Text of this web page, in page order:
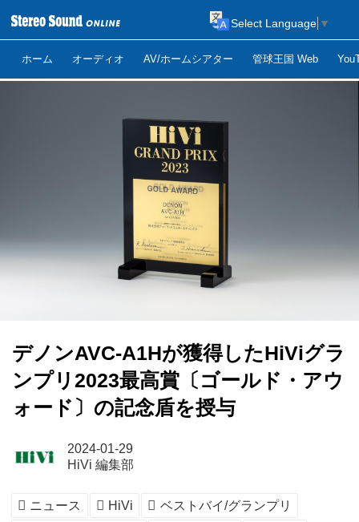
ホーム オーディオ AV/ホームシアター 管球王国 Web
Select Language ▼
デノンAVC-A1Hが獲得したHiViグラ
ンプリ2023最高賞〔ゴールド・アウ
ォード〕の記念盾を授与
2024-01-29
HiVi 編集部
ニュース HiVi
ベストバイ/グランプリ